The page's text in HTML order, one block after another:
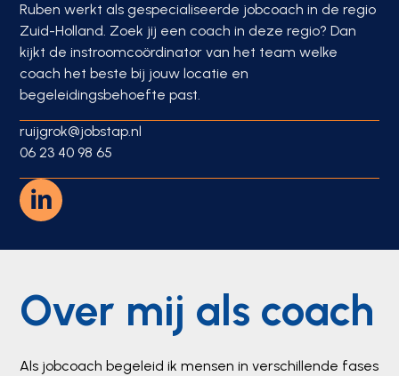
Ruben werkt als gespecialiseerde jobcoach in de regio
Zuid-Holland. Zoek jij een coach in deze regio? Dan
kijkt de instroomcoördinator van het team welke
coach het beste bij jouw locatie en
begeleidingsbehoefte past.
ruijgrok@jobstap.nl
06 23 40 98 65
Over mij als coach
Als jobcoach begeleid ik mensen in verschillende fases